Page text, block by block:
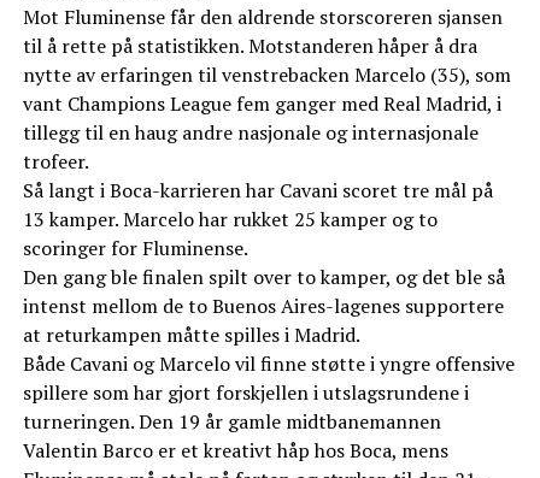
Mot Fluminense får den aldrende storscoreren sjansen
til å rette på statistikken. Motstanderen håper å dra
nytte av erfaringen til venstrebacken Marcelo (35), som
vant Champions League fem ganger med Real Madrid, i
tillegg til en haug andre nasjonale og internasjonale
trofeer.
Så langt i Boca-karrieren har Cavani scoret tre mål på
13 kamper. Marcelo har rukket 25 kamper og to
scoringer for Fluminense.
Den gang ble finalen spilt over to kamper, og det ble så
intenst mellom de to Buenos Aires-lagenes supportere
at returkampen måtte spilles i Madrid.
Både Cavani og Marcelo vil finne støtte i yngre offensive
spillere som har gjort forskjellen i utslagsrundene i
turneringen. Den 19 år gamle midtbanemannen
Valentin Barco er et kreativt håp hos Boca, mens